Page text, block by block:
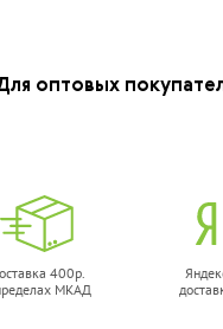
оптовых
400р.
МКАД